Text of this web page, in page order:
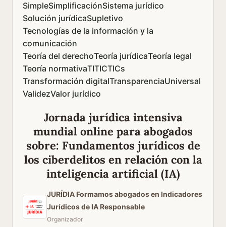
SimpleSimplificaciónSistema jurídico
Solución jurídicaSupletivo
Tecnologías de la información y la
comunicación
Teoría del derechoTeoría jurídicaTeoría legal
Teoría normativaTITICTICs
Transformación digitalTransparenciaUniversal
ValidezValor jurídico
Jornada jurídica intensiva
mundial online para abogados
sobre: Fundamentos jurídicos de
los ciberdelitos en relación con la
inteligencia artificial (IA)
JURÍDIA Formamos abogados en Indicadores
Jurídicos de IA Responsable
Organizador